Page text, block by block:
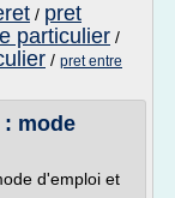
/ pret
particulier /
/ pret entre
mode
d'emploi et